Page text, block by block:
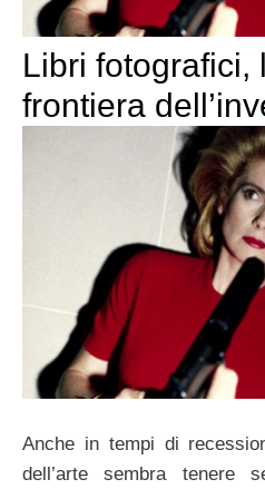
Libri fotografici,
frontiera
Anche in tempi di
dell’arte sembra tenere